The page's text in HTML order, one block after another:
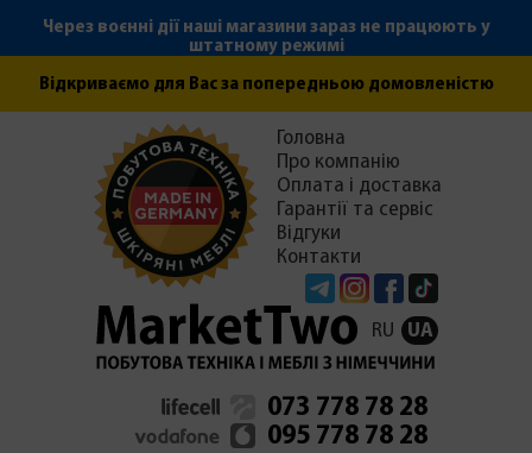
Через воєнні дії наші магазини зараз не працюють у
штатному режимі
Відкриваємо для Вас за попередньою домовленістю
TelegramInstagramFacebook
Головна
Про компанію
Оплата і доставка
Гарантії та сервіс
Відгуки
Контакти
RU UA
073 778 78 28
095 778 78 28